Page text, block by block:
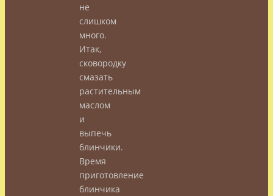
не
слишком
много.
Итак,
сковородку
смазать
растительным
маслом
и
выпечь
блинчики.
Время
приготовление
блинчика